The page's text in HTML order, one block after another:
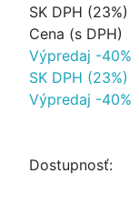
SK DPH (23%)
Cena (s DPH)
Výpredaj -40%
SK DPH (23%)
Výpredaj -40%
Dostupnosť: